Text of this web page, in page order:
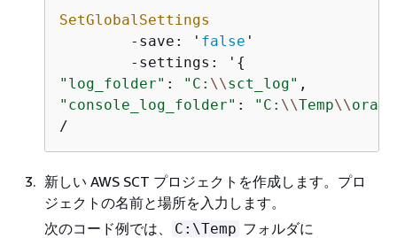
SetGlobalSettings
- save: ' false '
- settings: ' {
"log_folder" : "C: \\sct_log"
"console_log_folder" : "C: \\Temp\\
/
新しい AWS SCT プロジェクトを作成します。プロ
ジェクトの名前と場所を入力します。
次のコード例では、
C:\Temp フォルダに